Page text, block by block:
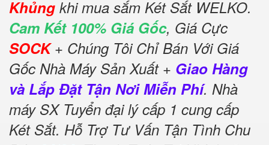
Khủng khi mua sắm Két Sắt WELKO.
Cam Kết 100% Giá Gốc, Giá Cực
SOCK+ Chúng Tôi Chỉ Bán Với Giá
Gốc Nhà Máy Sản Xuất + Giao Hàng
và Lắp Đặt Tận Nơi Miễn Phí. Nhà
máy SX Tuyển đại lý cấp 1 cung cấp
Két Sắt. Hỗ Trợ Tư Vấn Tận Tình Chu